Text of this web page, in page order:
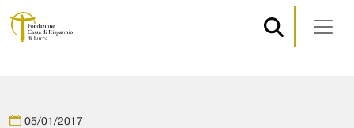
Navigazione principale
05/01/2017